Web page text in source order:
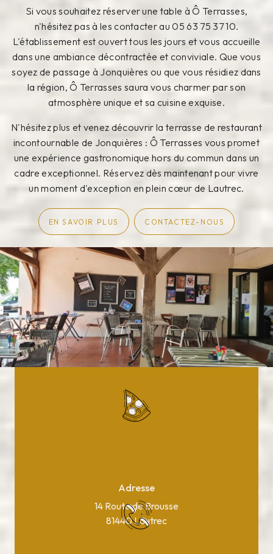
Si vous souhaitez réserver une table à Ô Terrasses,
n'hésitez pas à les contacter au 05 63 75 37 10.
L'établissement est ouvert tous les jours et vous accueille
dans une ambiance décontractée et conviviale. Que vous
soyez de passage à Jonquières ou que vous résidiez dans
la région, Ô Terrasses saura vous charmer par son
atmosphère unique et sa cuisine exquise.
N'hésitez plus et venez découvrir la terrasse de restaurant
incontournable de Jonquières : Ô Terrasses vous promet
une expérience gastronomique hors du commun dans un
cadre exceptionnel. Réservez dès maintenant pour vivre
un moment d'exception en plein cœur de Lautrec.
EN SAVOIR PLUS CONTACTEZ-NOUS
Adresse
14 Route de Brousse
81440 Lautrec